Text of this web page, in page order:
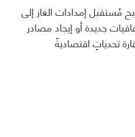
إمدادات الغاز إلى
جديدة أو إيجاد مصادر
تحدياتٍ اقتصاديةً